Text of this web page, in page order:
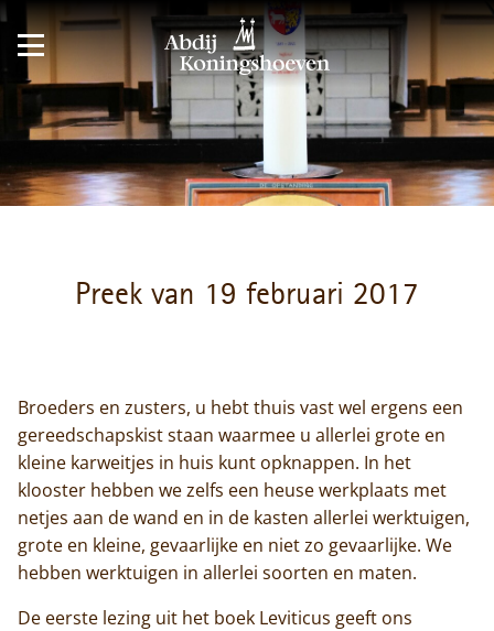
Preek van 19 februari 2017
Broeders en zusters, u hebt thuis vast wel ergens een
gereedschapskist staan waarmee u allerlei grote en
kleine karweitjes in huis kunt opknappen. In het
klooster hebben we zelfs een heuse werkplaats met
netjes aan de wand en in de kasten allerlei werktuigen,
grote en kleine, gevaarlijke en niet zo gevaarlijke. We
hebben werktuigen in allerlei soorten en maten.
De eerste lezing uit het boek Leviticus geeft ons